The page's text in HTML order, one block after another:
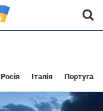
Росія Італія Португалія